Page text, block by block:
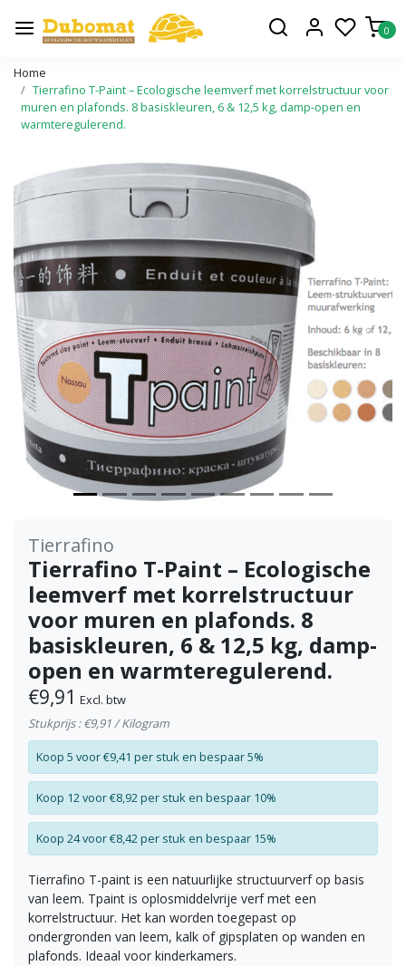
0
Home
Tierrafino T-Paint – Ecologische leemverf met korrelstructuur voor
muren en plafonds. 8 basiskleuren, 6 & 12,5 kg, damp-open en
warmteregulerend.
Vorige
Tierrafino
Tierrafino T-Paint – Ecologische
leemverf met korrelstructuur
voor muren en plafonds. 8
basiskleuren, 6 & 12,5 kg, damp-
open en warmteregulerend.
€9,91 Excl. btw
Stukprijs : €9,91 / Kilogram
Koop 5 voor €9,41 per stuk en bespaar 5%
Koop 12 voor €8,92 per stuk en bespaar 10%
Koop 24 voor €8,42 per stuk en bespaar 15%
Tierrafino T-paint is een natuurlijke structuurverf op basis
van leem. Tpaint is oplosmiddelvrije verf met een
korrelstructuur. Het kan worden toegepast op
ondergronden van leem, kalk of gipsplaten op wanden en
plafonds. Ideaal voor kinderkamers.